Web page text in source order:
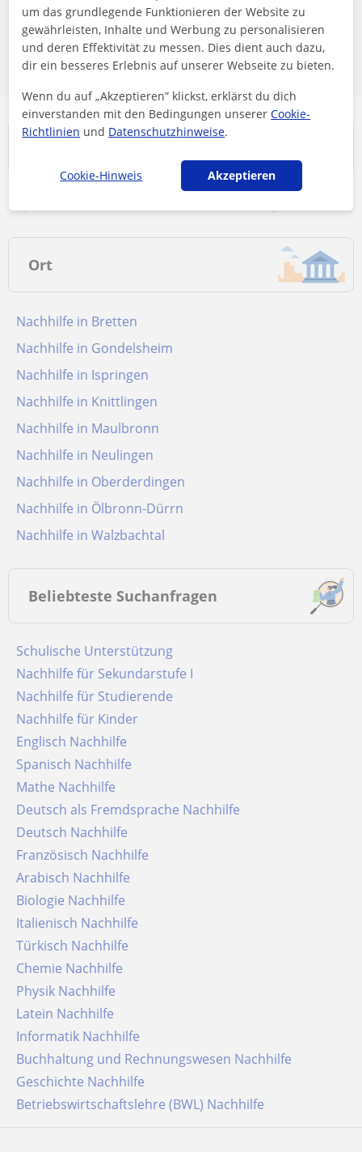
oder speichere sie – wir benachrichtigen dich, sobald
neue Lehrkräfte verfügbar sind.
Filter entfernen
Suche speichern
Ort
Nachhilfe in Bretten
Nachhilfe in Gondelsheim
Nachhilfe in Ispringen
Nachhilfe in Knittlingen
Nachhilfe in Maulbronn
Nachhilfe in Neulingen
Nachhilfe in Oberderdingen
Nachhilfe in Ölbronn-Dürrn
Nachhilfe in Walzbachtal
Beliebteste Suchanfragen
Schulische Unterstützung
Nachhilfe für Sekundarstufe I
Nachhilfe für Studierende
Nachhilfe für Kinder
Englisch Nachhilfe
Spanisch Nachhilfe
Mathe Nachhilfe
Deutsch als Fremdsprache Nachhilfe
Deutsch Nachhilfe
Französisch Nachhilfe
Arabisch Nachhilfe
Biologie Nachhilfe
Italienisch Nachhilfe
Türkisch Nachhilfe
Chemie Nachhilfe
Physik Nachhilfe
Latein Nachhilfe
Informatik Nachhilfe
Buchhaltung und Rechnungswesen Nachhilfe
Geschichte Nachhilfe
Betriebswirtschaftslehre (BWL) Nachhilfe
um das grundlegende Funktionieren der Website zu
gewährleisten, Inhalte und Werbung zu personalisieren
und deren Effektivität zu messen. Dies dient auch dazu,
dir ein besseres Erlebnis auf unserer Webseite zu bieten.
Wenn du auf „Akzeptieren” klickst, erklärst du dich
einverstanden mit den Bedingungen unsererCookie-
Richtlinien und Datenschutzhinweise.
Cookie-Hinweis Akzeptieren